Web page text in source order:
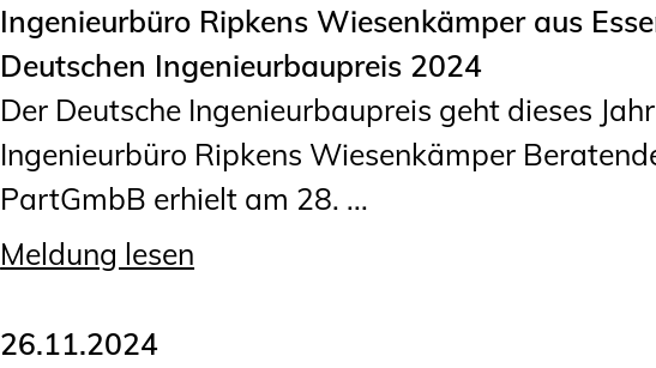
Ingenieurbüro Ripkens Wiesenkämper aus
Deutschen Ingenieurbaupreis 2024
Der Deutsche Ingenieurbaupreis geht dieses
Ingenieurbüro Ripkens Wiesenkämper
PartGmbB erhielt am 28. ...
Meldung lesen
26.11.2024